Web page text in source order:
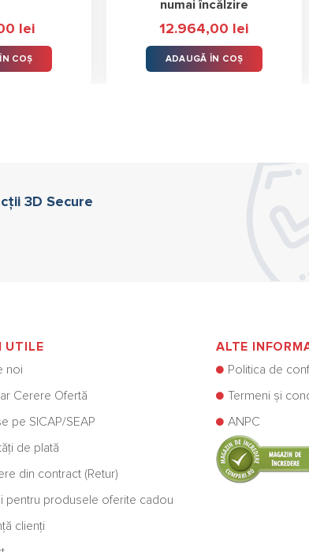
lei
COȘ
numai încălzire
12.964,00 lei
ADAUGĂ ÎN COȘ
3D Secure
UTILE
noi
Cerere Ofertă
pe SICAP/SEAP
de plată
din contract (Retur)
pentru produsele oferite cadou
clienți
ALTE
Politica de
Termeni și
ANPC